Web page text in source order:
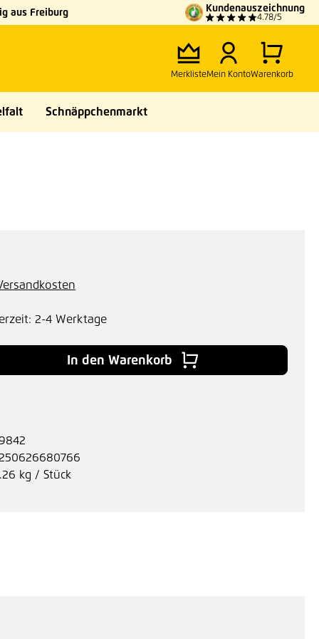
aus Freiburg Kundenauszeichnung
4.78/5
MerklisteMein KontoWarenkorb
Schnäppchenmarkt
2-4 Werktage
den gewünschten Wert ein oder
In den Warenkorb
kg / Stück